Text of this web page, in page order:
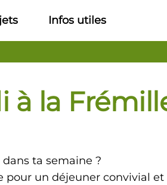
Infos utiles
à la
ta semaine ?
pour un déjeuner convivial